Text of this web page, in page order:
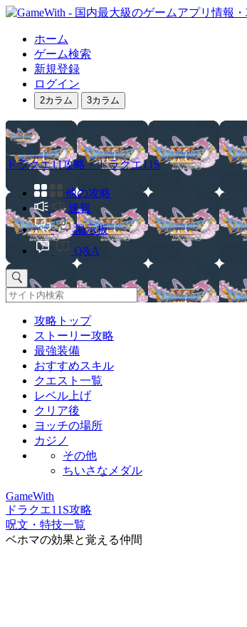
ホーム
ゲーム検索
新規登録
ログイン
2カラム 3カラム
ドラクエ11攻略・ドラクエ11S
他の攻略
速報
掲示板
Q&A
攻略トップ
ストーリー攻略
最強装備
おすすめスキル
クエスト一覧
レベル上げ
クリア後
ヨッチの場所
カジノ
その他
ちいさなメダル
GameWith
ドラクエ11S攻略
呪文・特技一覧
ベホマの効果と覚える仲間